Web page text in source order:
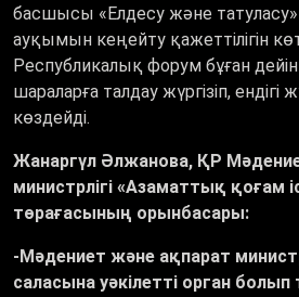
басшысы «Елдесу және
ауқымын кеңейту қажеттілігін
Республикалық форум бұған
шараларға талдау жүргізіп,
көздейді.
Жанаргүл Әлжанова, ҚР
министрлігі «Азаматтық қоғам
төрағасының орынбасары:
-Мәдениет және ақпарат
саласына уәкілетті орган